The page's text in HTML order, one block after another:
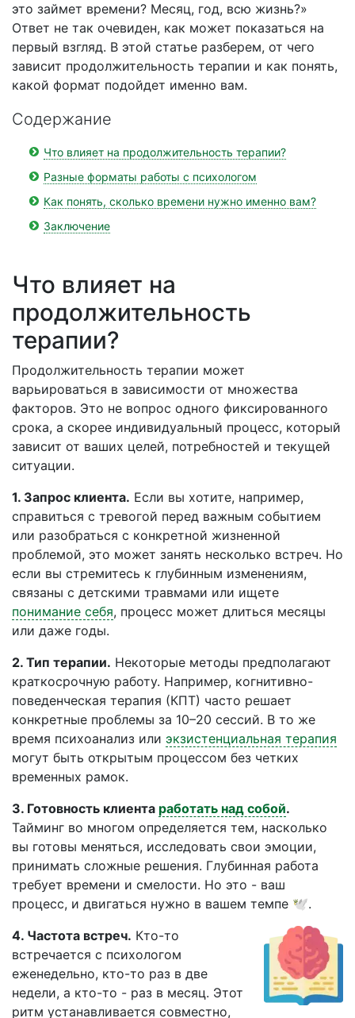
это займет времени? Месяц, год, всю жизнь?»
Ответ не так очевиден, как может показаться на
первый взгляд. В этой статье разберем, от чего
зависит продолжительность терапии и как понять,
какой формат подойдет именно вам.
Содержание
Что влияет на продолжительность терапии?
Разные форматы работы с психологом
Как понять, сколько времени нужно именно вам?
Заключение
Что влияет на
продолжительность
терапии?
Продолжительность терапии может
варьироваться в зависимости от множества
факторов. Это не вопрос одного фиксированного
срока, а скорее индивидуальный процесс, который
зависит от ваших целей, потребностей и текущей
ситуации.
1. Запрос клиента. Если вы хотите, например,
справиться с тревогой перед важным событием
или разобраться с конкретной жизненной
проблемой, это может занять несколько встреч. Но
если вы стремитесь к глубинным изменениям,
связаны с детскими травмами или ищете
понимание себя, процесс может длиться месяцы
или даже годы.
2. Тип терапии. Некоторые методы предполагают
краткосрочную работу. Например, когнитивно-
поведенческая терапия (КПТ) часто решает
конкретные проблемы за 10–20 сессий. В то же
время психоанализ или экзистенциальная терапия
могут быть открытым процессом без четких
временных рамок.
3. Готовность клиента работать над собой.
Тайминг во многом определяется тем, насколько
вы готовы меняться, исследовать свои эмоции,
принимать сложные решения. Глубинная работа
требует времени и смелости. Но это - ваш
процесс, и двигаться нужно в вашем темпе 🕊.
4. Частота встреч. Кто-то
встречается с психологом
еженедельно, кто-то раз в две
недели, а кто-то - раз в месяц. Этот
ритм устанавливается совместно,